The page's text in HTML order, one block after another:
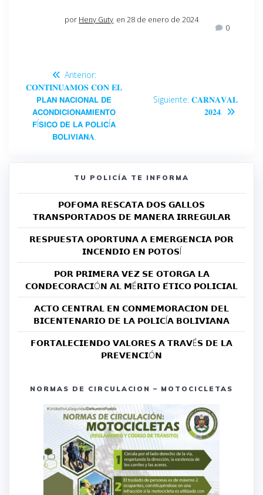
por Heny Guty en 28 de enero de 2024
0
Anterior:
𝐂𝐎𝐍𝐓𝐈𝐍𝐔𝐀𝐌𝐎𝐒 𝐂𝐎𝐍 𝐄𝐋
𝗣𝗟𝗔𝗡 𝗡𝗔𝗖𝗜𝗢𝗡𝗔𝗟 𝗗𝗘
𝗔𝗖𝗢𝗡𝗗𝗜𝗖𝗜𝗢𝗡𝗔𝗠𝗜𝗘𝗡𝗧𝗢
𝗙Í𝗦𝗜𝗖𝗢 𝗗𝗘 𝗟𝗔 𝗣𝗢𝗟𝗜𝗖Í𝗔
𝗕𝗢𝗟𝗜𝗩𝗜𝗔𝗡𝐀.
Siguiente: 𝐂𝐀𝐑𝐍𝐀𝐕𝐀𝐋
𝟐𝟎𝟐𝟒.
TU POLICÍA TE INFORMA
𝗣𝗢𝗙𝗢𝗠𝗔 𝗥𝗘𝗦𝗖𝗔𝗧𝗔 𝗗𝗢𝗦 𝗚𝗔𝗟𝗟𝗢𝗦
𝗧𝗥𝗔𝗡𝗦𝗣𝗢𝗥𝗧𝗔𝗗𝗢𝗦 𝗗𝗘 𝗠𝗔𝗡𝗘𝗥𝗔 𝗜𝗥𝗥𝗘𝗚𝗨𝗟𝗔𝗥
𝗥𝗘𝗦𝗣𝗨𝗘𝗦𝗧𝗔 𝗢𝗣𝗢𝗥𝗧𝗨𝗡𝗔 𝗔 𝗘𝗠𝗘𝗥𝗚𝗘𝗡𝗖𝗜𝗔 𝗣𝗢𝗥
𝗜𝗡𝗖𝗘𝗡𝗗𝗜𝗢 𝗘𝗡 𝗣𝗢𝗧𝗢𝗦Í
𝗣𝗢𝗥 𝗣𝗥𝗜𝗠𝗘𝗥𝗔 𝗩𝗘𝗭 𝗦𝗘 𝗢𝗧𝗢𝗥𝗚𝗔 𝗟𝗔
𝗖𝗢𝗡𝗗𝗘𝗖𝗢𝗥𝗔𝗖𝗜Ó𝗡 𝗔𝗟 𝗠É𝗥𝗜𝗧𝗢 𝗘́𝗧𝗜𝗖𝗢 𝗣𝗢𝗟𝗜𝗖𝗜𝗔𝗟
𝗔𝗖𝗧𝗢 𝗖𝗘𝗡𝗧𝗥𝗔𝗟 𝗘𝗡 𝗖𝗢𝗡𝗠𝗘𝗠𝗢𝗥𝗔𝗖𝗜𝗢𝗡 𝗗𝗘𝗟
𝗕𝗜𝗖𝗘𝗡𝗧𝗘𝗡𝗔𝗥𝗜𝗢 𝗗𝗘 𝗟𝗔 𝗣𝗢𝗟𝗜𝗖Í𝗔 𝗕𝗢𝗟𝗜𝗩𝗜𝗔𝗡𝗔
𝗙𝗢𝗥𝗧𝗔𝗟𝗘𝗖𝗜𝗘𝗡𝗗𝗢 𝗩𝗔𝗟𝗢𝗥𝗘𝗦 𝗔 𝗧𝗥𝗔𝗩É𝗦 𝗗𝗘 𝗟𝗔
𝗣𝗥𝗘𝗩𝗘𝗡𝗖𝗜Ó𝗡
NORMAS DE CIRCULACION – MOTOCICLETAS